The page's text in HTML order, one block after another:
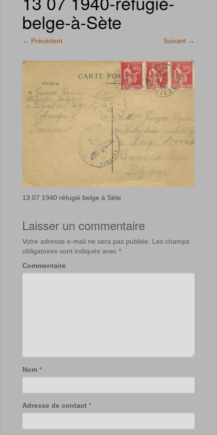
belge-à-Sète
← Précédent Suivant →
13 07 1940 réfugié belge à Sète
Laisser un commentaire
Votre adresse e-mail ne sera pas publiée.
Les champs
obligatoires sont indiqués avec *
Commentaire
Nom *
Adresse de contact *